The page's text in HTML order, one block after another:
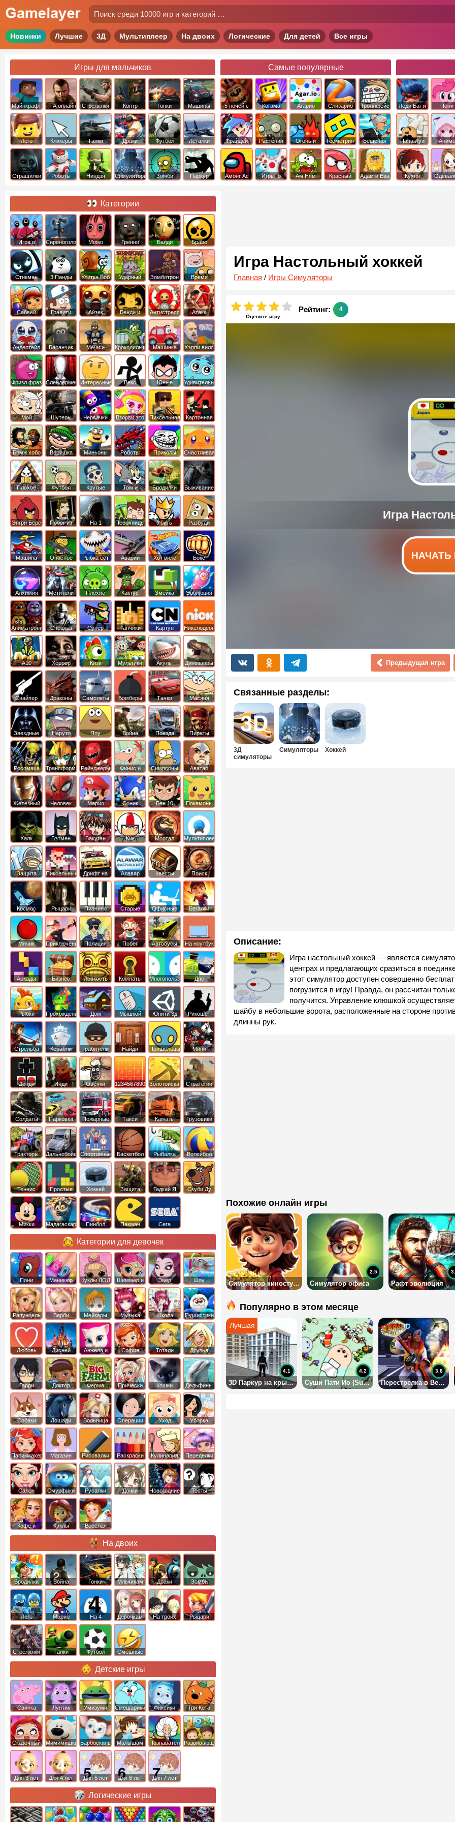
Новинки Лучшие 3Д Мультиплеер На двоих Логические Для детей Все игры
Игры для мальчиков
Майнкрафт ГТА онлайн Стрелялки
Контр
Страйк
Гонки Машины
Лего Кликеры Танки Драки Футбол Леталки
Страшилки Роботы Ниндзя Симуляторы Зомби Паркур
Самые популярные
5 ночей с
фредди
Когама Агарио Слизарио
Троллфейс
квест
Фрайдей
Найт
Фанкин
Растения
против
Зомби
Огонь и
Вода
Геометрия
Даш
Бешеная
бабка
сбежала из
психушки
Амонг Ас Игры Io Ам Ням
Красный
Адам и Ева
Леди Баг и
Супер Кот
Пони
Дружба
Папа Луи Аниме
Кухня
Игра Настольный хоккей
Главная / Игры Симуляторы
Оцените игру
Рейтинг: 4
НАЧАТЬ
Предыдущая игра
Связанные разделы:
3Д
симуляторы
Симуляторы Хоккей
Описание:
Игра настольный хоккей — является
центрах и предлагающих сразиться в
этот симулятор доступен совершенно
погрузится в игру! Правда, он рассчитан
получится. Управление клюшкой
шайбу в небольшие ворота, расположенные на стороне
длинны рук.
Похожие онлайн игры
Симулятор киностудии Симулятор офиса
2.5
Рафт эволюция
Популярно в этом месяце
3D Паркур на крышах
4.1
Суши Пати Ио (Sushiparty io)
4.2
Перестрелка в Вегасе 3Д
3.8
Категории
Игра в
Кальмара
Сиреноголовый Момо Гренни Балди
Браво
Старс
Стикмен 3 Панды Улитка Боб
Ударный
отряд котят
Зомботрон
Время
Приключений
Сабвей
Серф
Гравити
Фолз
Айзек
Бенди и
Чернильная
машина
Антистресс
Атака
Титанов
Андертейл
Баранчик
Шон
Мечи и
Сандали
Крокодильчик
Свомпи
Машинка
Вилли
Хэппи вилс
Фризл фраз Слендермен Интересные Векс
Юные
титаны
вперед
Удивительный
мир
Гамбола
Мой
шумный
дом
Шутеры Червячки Взорви это
Пиксельная
война
Картонная
башка
Бомж хобо
Воришка
боб
Миньоны
Роботы
динозавры
Приколы
Счастливая
обезьянка
Плохое
мороженое
Футбол
головами
Крутые
Том и
джерри
Бродилки
Приключения
Выживание
Энгри Берс
Побег из
тюрьмы
На 1 Песочницы
Убить
короля
Разбуди
коробку
Машина
ест
машину
Опасное
оружие
Рыбка ест
рыбку
Аварии
машин
Хот вилс Бокс
Алхимия Мстители
Плохие
свинки
Кактус
маккой
Змейка Эволюция
Аниматроники Спецназ
Супер
бойцы
Танчики
Картун
нетворк
Никелодеон
А10 Хоррор Кизи Мультики Акулы Динозавры
Снайпер Драконы Самолеты Бомберы Тачки Масяня
Звездные
войны
Наруто Поу Война Поезда
Пираты
Карибского
Моря
Росомаха ТрансформерыРейнджеры
Самураи
Финис и
Ферб
Симпсоны
Аватар
легенда об
Аанге
Железный
человек
Человек
Паук
Марио Соник Бен 10 Покемоны
Халк Бэтмен Бакуган
Кик
Бутовский
Мортал
комбат
Мультиплеер
Защита
королевства
Пиксельные
Дрифт на
машинах
Алавар Квесты
Поиск
предметов
Космос Рыцари Пианино Старые Офисные Бегалки
Мячик Приключения Полиция Побег Автобусы На ноутбук
Аркады
Бизнес
симуляторы
Ловкость Комнаты Многопользовательские
Дпс
Рыбки Прохождение Дом Мышкой Юнити 3д Рикошет
Cтрельба
из лука
Корабли Грабители
Найди
выход
Пришельцы Мини
Денди Инди
Овечки
идут домой
1234567890 ЗолотоискательСтратегии
Солдаты
Парковка
машин
Пожарные
машины
Такси Камазы Грузовики
Тракторы ДальнобойщикиСпортивные Баскетбол Рыбалка Волейбол
Теннис Простые Хоккей
Защита
башни
Гадкий Я Скуби Ду
Микки
Мадагаскар Пинбол Пакман Сега
Категории для девочек
Пони
креатор
Маникюр Куклы ЛОЛ
Шиммер и
Шайн
Эвер
Афтер Хай
Шоу
дельфинов
Рапунцель Барби Мейкеры Музыка Школа Пушистики
Любовь Дисней
Анжела и
том
София
Прекрасная
Тотали
Спайс
Друзья
ангелов
Гарри
Поттер
Доктор
Плюшева
Ферма Прически Кошки Дельфины
Собаки Лошади Больница Операции Уход Уборка
Парикмахер Магазин Рисовалки Раскраски Кулинария Переделки
Салон Смурфики Русалки Дочки Новогодние Тесты
Кафе и
Куклы
Веселая
На двоих
Бродилки Война Гонки Мльчикам Драки Зомби
Лего Марио На 4 Девочкам На троих Рыцари
Стрелялки Танки Футбол Смешные
Детские игры
Свинка
Пеппа
Лунтик Умизуми Смешарики Фиксики Три Кота
Сказочный
патруль
Мимимишки Барбоскины Малышам ПознавательныеРазвивающие
Для 3 лет Для 4 лет Для 5 лет Для 6 лет Для 7 лет
Логические игры